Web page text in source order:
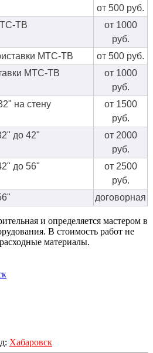
от 500 руб.
ТВ
от 1000
руб.
МТС-ТВ
от 500 руб.
МТС-ТВ
от 1000
руб.
на стену
от 1500
руб.
до 42"
от 2000
руб.
до 56"
от 2500
руб.
договорная
и определяется мастером в
В стоимость работ не
материалы.
Хабаровск